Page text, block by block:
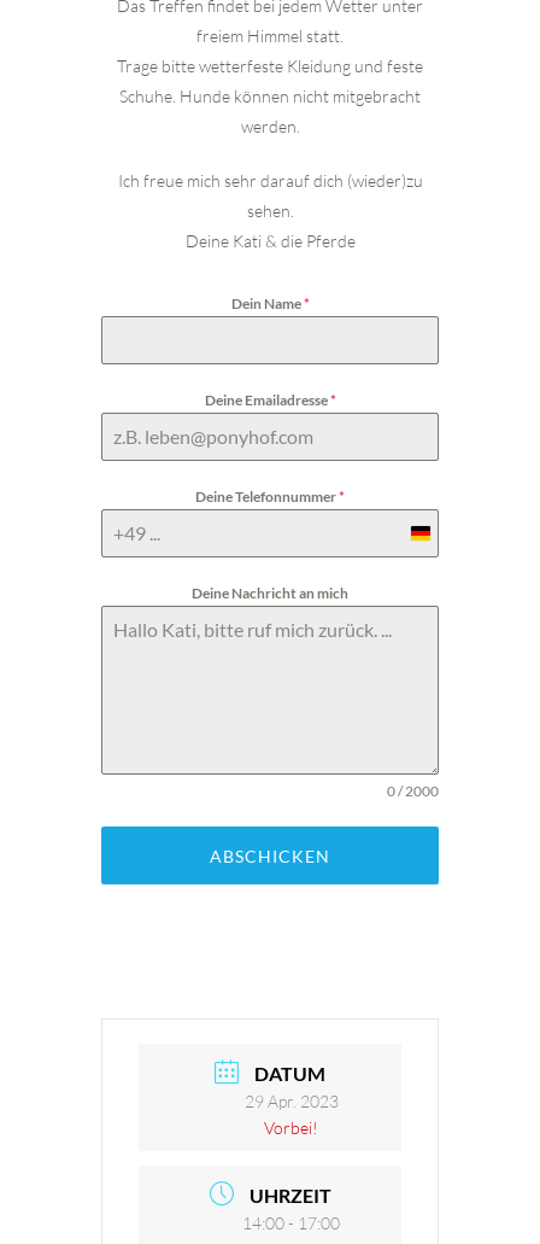
Das Treffen findet bei jedem Wetter unter
freiem Himmel statt.
Trage bitte wetterfeste Kleidung und feste
Schuhe. Hunde können nicht mitgebracht
werden.
Ich freue mich sehr darauf dich (wieder)zu
sehen.
Deine Kati & die Pferde
Dein Name*
Deine Emailadresse*
Deine Telefonnummer*
Germany
Deine Nachricht an mich
0 / 2000
ABSCHICKEN
DATUM
29 Apr. 2023
Vorbei!
UHRZEIT
14:00 - 17:00